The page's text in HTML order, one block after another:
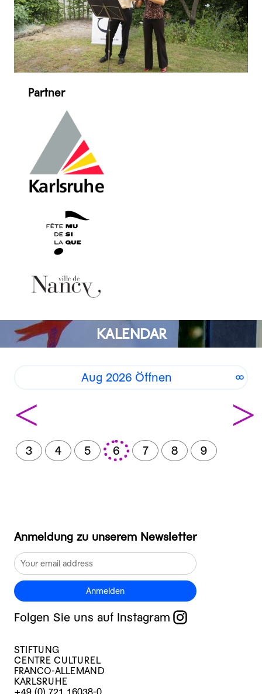
Partner
KALENDAR
Aug 2026 Öffnen
< >
3 4 5 6 7 8 9
Anmeldung zu unserem Newsletter
Anmelden
Folgen Sie uns auf Instagram
STIFTUNG
CENTRE CULTUREL
FRANCO-ALLEMAND
KARLSRUHE